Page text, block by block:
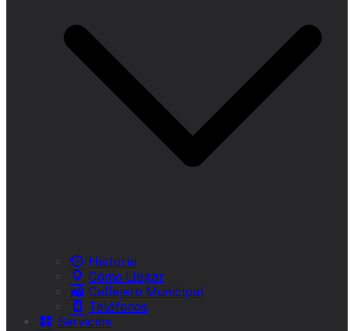
Historia
Cómo Llegar
Callejero Municipal
Teléfonos
Servicios